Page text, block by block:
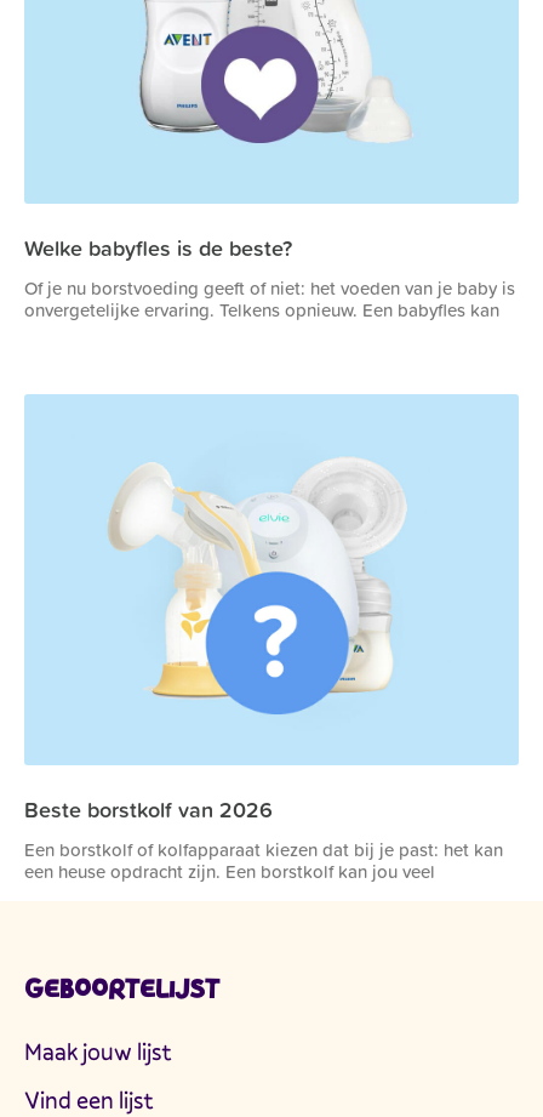
Welke babyfles is de beste?
Of je nu borstvoeding geeft of niet: het voeden van je baby is
onvergetelijke ervaring. Telkens opnieuw. Een babyfles kan
Beste borstkolf van 2026
Een borstkolf of kolfapparaat kiezen dat bij je past: het kan
een heuse opdracht zijn. Een borstkolf kan jou veel
GEBOORTELIJST
Maak jouw lijst
Vind een lijst